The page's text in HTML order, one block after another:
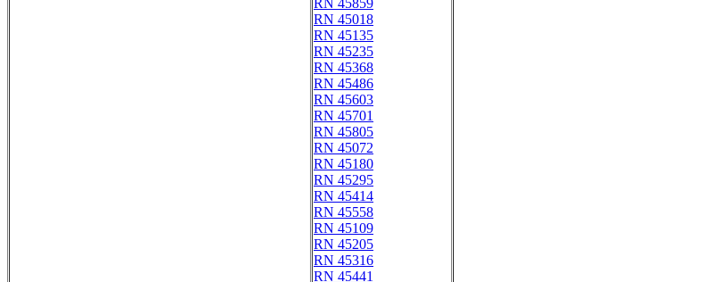
RN 45859
RN 45018
RN 45135
RN 45235
RN 45368
RN 45486
RN 45603
RN 45701
RN 45805
RN 45072
RN 45180
RN 45295
RN 45414
RN 45558
RN 45109
RN 45205
RN 45316
RN 45441